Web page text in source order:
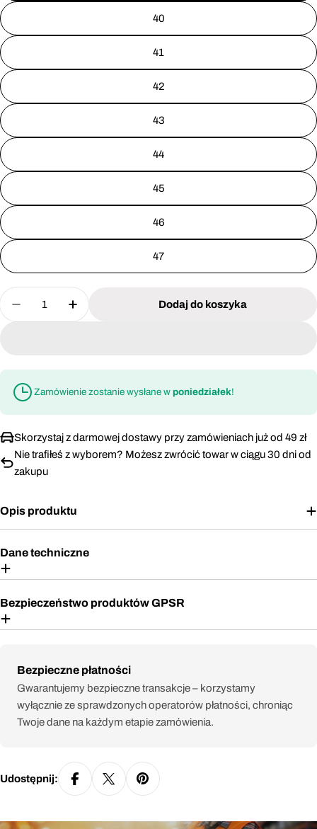
40
41
42
43
44
45
46
47
Ilość
Zmniejsz ilość dla Wkładki do butów Lahti Pro
Zwiększ ilość dla Wkładki do butów
Dodaj do koszyka
Zamówienie zostanie wysłane w poniedziałek!
Skorzystaj z darmowej dostawy przy zamówieniach już od 49 zł
Nie trafiłeś z wyborem? Możesz zwrócić towar w ciągu 30 dni od
zakupu
Opis produktu
Dane techniczne
Bezpieczeństwo produktów GPSR
Bezpieczne płatności
Metody
płatności
Gwarantujemy bezpieczne transakcje – korzystamy
wyłącznie ze sprawdzonych operatorów płatności, chroniąc
Twoje dane na każdym etapie zamówienia.
Udostępnij: